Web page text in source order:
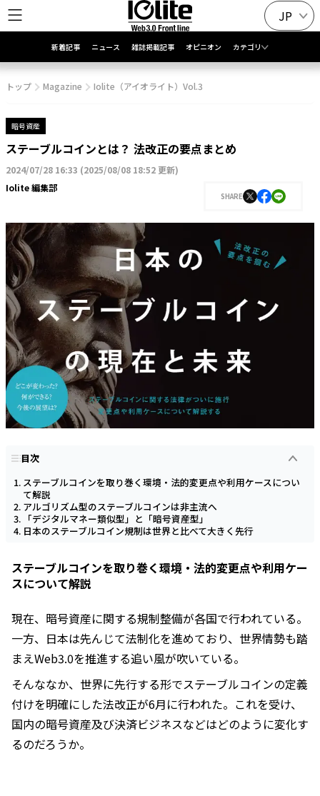
JP
新着記事 ニュース 雑誌掲載記事 オピニオン カテゴリ
トップ Magazine Iolite（アイオライト）Vol.3
暗号資産
ステーブルコインとは？ 法改正の要点まとめ
2024/07/28 16:33 (2025/08/08 18:52 更新)
Iolite 編集部
SHARE
目次
ステーブルコインを取り巻く環境・法的変更点や利用ケースについ
て解説
アルゴリズム型のステーブルコインは非主流へ
「デジタルマネー類似型」と「暗号資産型」
日本のステーブルコイン規制は世界と比べて大きく先行
ステーブルコインを取り巻く環境・法的変更点や利用ケー
スについて解説
現在、暗号資産に関する規制整備が各国で行われている。
一方、日本は先んじて法制化を進めており、世界情勢も踏
まえWeb3.0を推進する追い風が吹いている。
そんななか、世界に先行する形でステーブルコインの定義
付けを明確にした法改正が6月に行われた。これを受け、
国内の暗号資産及び決済ビジネスなどはどのように変化す
るのだろうか。